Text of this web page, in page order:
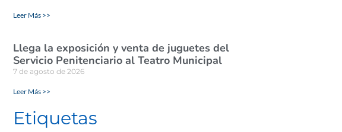
Leer Más >>
Llega la exposición y venta de juguetes del
Servicio Penitenciario al Teatro Municipal
7 de agosto de 2026
Leer Más >>
Etiquetas